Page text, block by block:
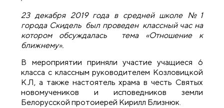
23 декабря 2019 года в средней школе №1
города Скидель был проведен классный час на
котором обсуждалась тема «Отношение к
ближнему».
В мероприятии приняли участие учащиеся 6
класса с классным руководителем Козловицкой
К.Л, а также настоятель храма в честь Святых
новомучеников и исповедников земли
Белорусской протоиерей Кирилл Близнюк.